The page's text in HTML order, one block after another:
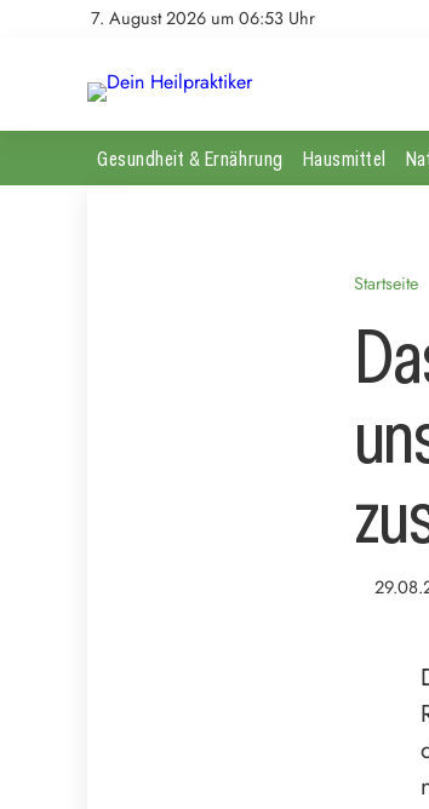
7. August 2026 um 06:53 Uhr
Gesundheit & Ernährung Hausmittel
Startseite